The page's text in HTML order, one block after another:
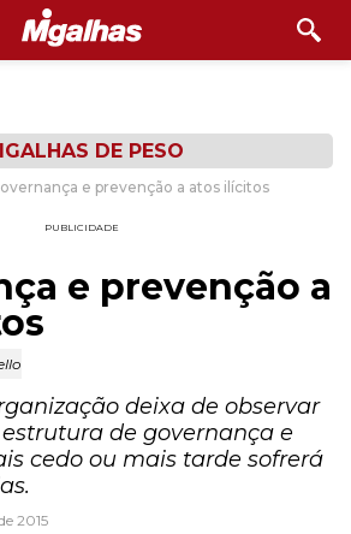
DE PESO
e prevenção a atos ilícitos
PUBLICIDADE
e prevenção a
deixa de observar
de governança e
cedo ou mais tarde sofrerá
2015